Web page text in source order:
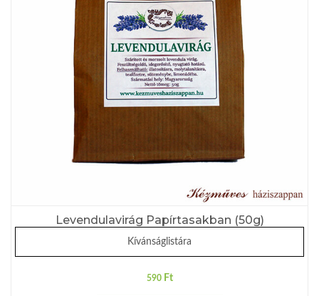
Levendulavirág Papírtasakban (50g)
Kívánságlistára
590 Ft